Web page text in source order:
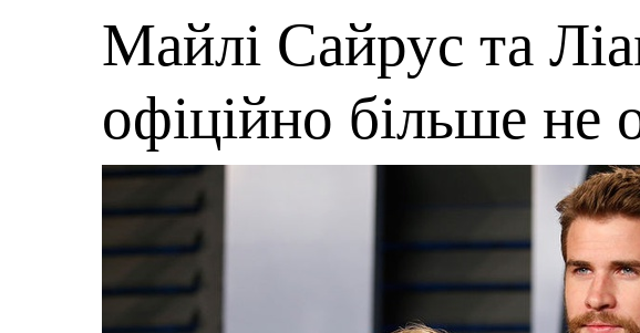
Майлі Сайрус та
офіційно більше не